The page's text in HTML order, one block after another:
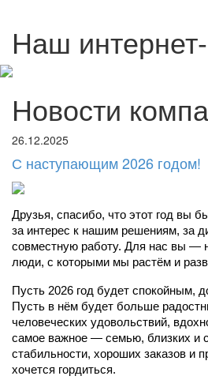
Наш
Новости
26.12.2025
С наступающим 2026 годом!
Друзья, спасибо, что этот год вы
за интерес к нашим решениям, за
совместную работу. Для нас вы —
люди, с которыми мы растём и
Пусть 2026 год будет спокойным,
Пусть в нём будет больше
человеческих удовольствий,
самое важное — семью, близких и
стабильности, хороших заказов и
хочется гордиться.